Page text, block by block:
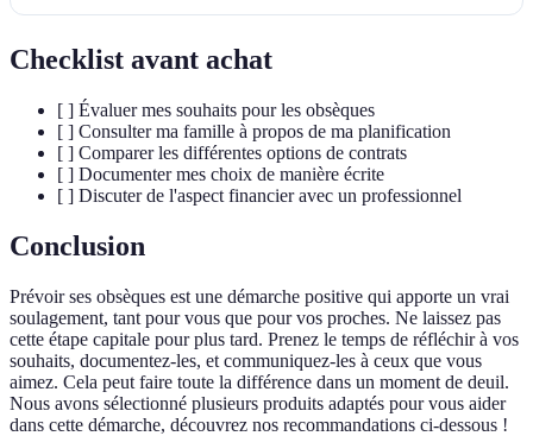
Checklist avant achat
[ ] Évaluer mes souhaits pour les obsèques
[ ] Consulter ma famille à propos de ma planification
[ ] Comparer les différentes options de contrats
[ ] Documenter mes choix de manière écrite
[ ] Discuter de l'aspect financier avec un professionnel
Conclusion
Prévoir ses obsèques est une démarche positive qui apporte un vrai
soulagement, tant pour vous que pour vos proches. Ne laissez pas
cette étape capitale pour plus tard. Prenez le temps de réfléchir à vos
souhaits, documentez-les, et communiquez-les à ceux que vous
aimez. Cela peut faire toute la différence dans un moment de deuil.
Nous avons sélectionné plusieurs produits adaptés pour vous aider
dans cette démarche, découvrez nos recommandations ci-dessous !